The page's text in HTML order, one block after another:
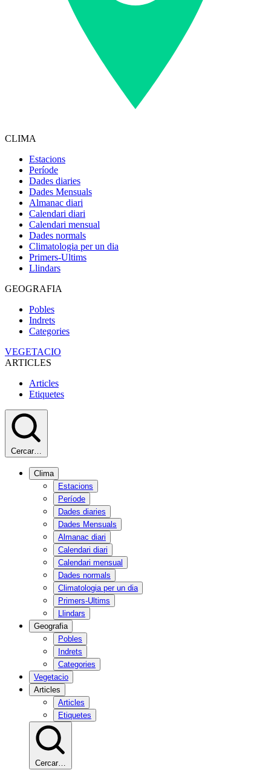
CLIMA
Estacions
Període
Dades diaries
Dades Mensuals
Almanac diari
Calendari diari
Calendari mensual
Dades normals
Climatologia per un dia
Primers-Ultims
Llindars
GEOGRAFIA
Pobles
Indrets
Categories
VEGETACIO
ARTICLES
Articles
Etiquetes
Cercar…
Clima
Estacions
Període
Dades diaries
Dades Mensuals
Almanac diari
Calendari diari
Calendari mensual
Dades normals
Climatologia per un dia
Primers-Ultims
Llindars
Geografia
Pobles
Indrets
Categories
Vegetacio
Articles
Articles
Etiquetes
Cercar…